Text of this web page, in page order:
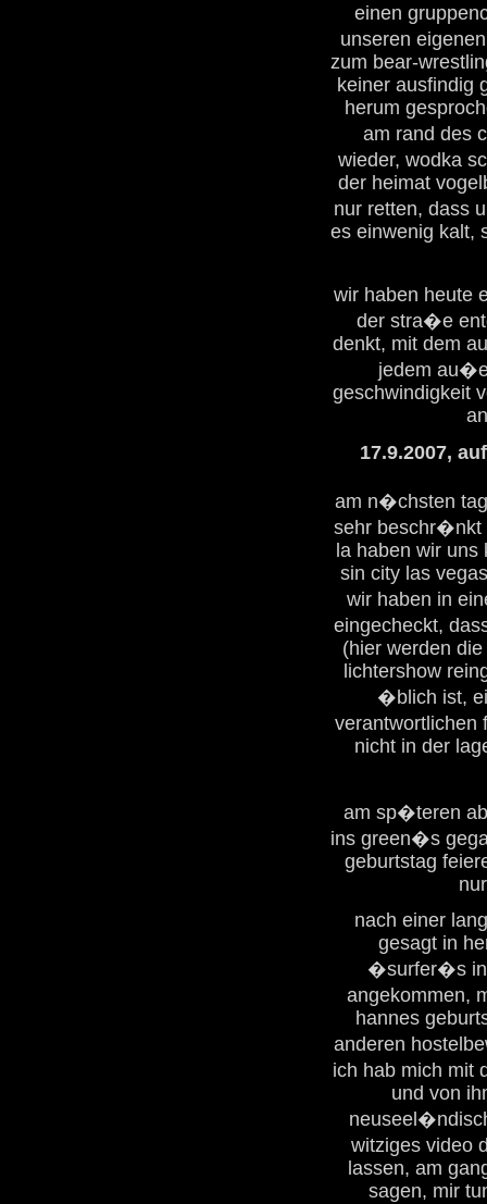
einen
unseren
zum bear-
keiner ausfindig
herum
am rand des
wieder, wodka
der heimat
nur retten, dass
es einwenig kalt,
wir haben heute
der stra�e
denkt, mit dem
jedem
geschwindigkeit
17.9.2007,
am n�chsten
sehr beschr�nkt
la haben wir uns
sin city las
wir haben in
eingecheckt,
(hier werden
lichtershow
�blich ist,
nicht in der
am sp�teren
ins green�s
geburtstag
nach einer
gesagt in
�surfer�s
angekommen,
hannes
anderen
ich hab mich mit
und von
witziges video
lassen, am
sagen, mir